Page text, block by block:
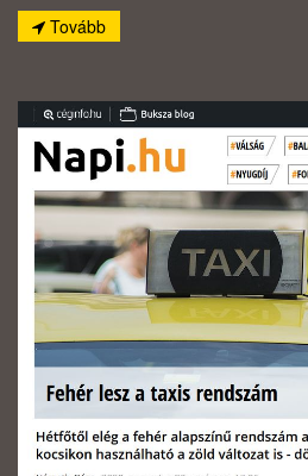
Tovább